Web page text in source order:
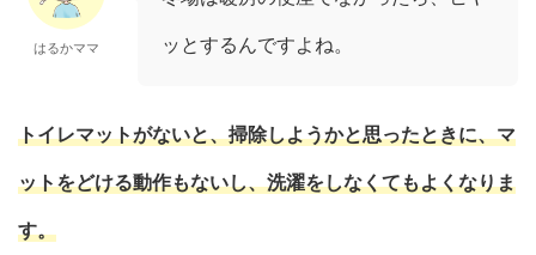
はるかママ
ッとするんですよね。
トイレマットがないと、掃除しようかと思ったときに、マ
ットをどける動作もないし、洗濯をしなくてもよくなりま
す。